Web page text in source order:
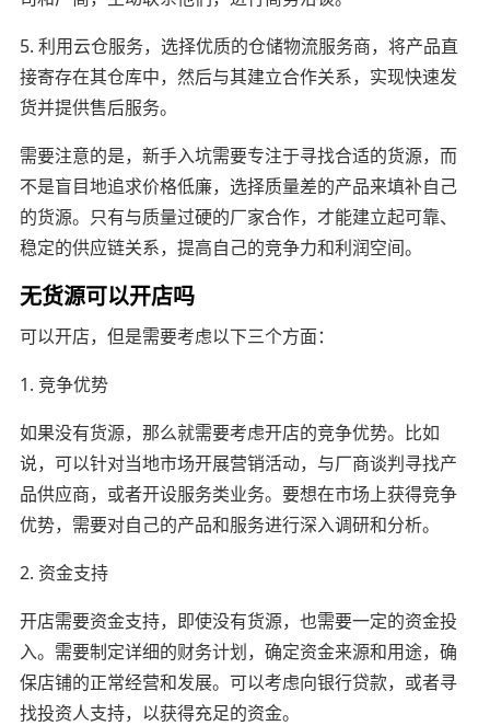
5. 利用云仓服务，选择优质的仓储物流服务商，将产品直
接寄存在其仓库中，然后与其建立合作关系，实现快速发
货并提供售后服务。
需要注意的是，新手入坑需要专注于寻找合适的货源，而
不是盲目地追求价格低廉，选择质量差的产品来填补自己
的货源。只有与质量过硬的厂家合作，才能建立起可靠、
稳定的供应链关系，提高自己的竞争力和利润空间。
无货源可以开店吗
可以开店，但是需要考虑以下三个方面：
1. 竞争优势
如果没有货源，那么就需要考虑开店的竞争优势。比如
说，可以针对当地市场开展营销活动，与厂商谈判寻找产
品供应商，或者开设服务类业务。要想在市场上获得竞争
优势，需要对自己的产品和服务进行深入调研和分析。
2. 资金支持
开店需要资金支持，即使没有货源，也需要一定的资金投
入。需要制定详细的财务计划，确定资金来源和用途，确
保店铺的正常经营和发展。可以考虑向银行贷款，或者寻
找投资人支持，以获得充足的资金。